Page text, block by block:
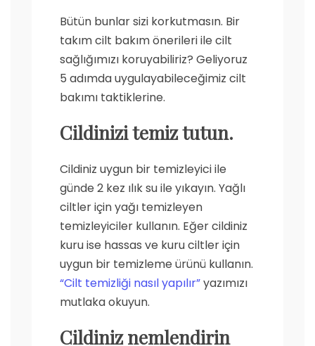
Bütün bunlar sizi korkutmasın. Bir
takım cilt bakım önerileri ile cilt
sağlığımızı koruyabiliriz? Geliyoruz
5 adımda uygulayabileceğimiz cilt
bakımı taktiklerine.
Cildinizi temiz tutun.
Cildiniz uygun bir temizleyici ile
günde 2 kez ılık su ile yıkayın. Yağlı
ciltler için yağı temizleyen
temizleyiciler kullanın. Eğer cildiniz
kuru ise hassas ve kuru ciltler için
uygun bir temizleme ürünü kullanın.
“Cilt temizliği nasıl yapılır”yazımızı
mutlaka okuyun.
Cildiniz nemlendirin